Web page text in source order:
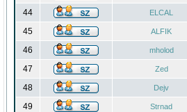
44 ELCAL
45 ALFIK
46 mholod
47 Zed
48 Dejv
49 Strnad